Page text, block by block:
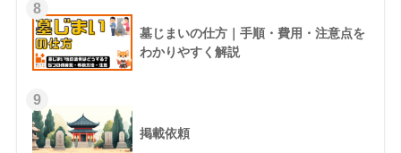
8
墓じまいの仕方｜手順・費用・注意点を
わかりやすく解説
9
掲載依頼